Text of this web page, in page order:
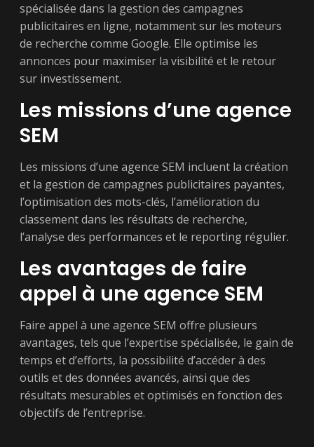
spécialisée dans la gestion des campagnes
publicitaires en ligne, notamment sur les moteurs
de recherche comme Google. Elle optimise les
annonces pour maximiser la visibilité et le retour
sur investissement.
Les missions d’une agence
SEM
Les missions d’une agence SEM incluent la création
et la gestion de campagnes publicitaires payantes,
l’optimisation des mots-clés, l’amélioration du
classement dans les résultats de recherche,
l’analyse des performances et le reporting régulier.
Les avantages de faire
appel à une agence SEM
Faire appel à une agence SEM offre plusieurs
avantages, tels que l’expertise spécialisée, le gain de
temps et d’efforts, la possibilité d’accéder à des
outils et des données avancés, ainsi que des
résultats mesurables et optimisés en fonction des
objectifs de l’entreprise.